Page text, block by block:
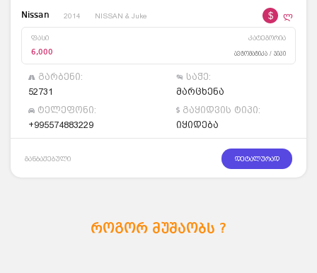
Nissan 2014 NISSAN & Juke $ ლ
ფასი კატეგორია
6,000 ავტომატიკა / ჯიპი
გარბენი:
52731
საჭე:
მარცხენა
ტელეფონი:
+995574883229
გაყიდვის ტიპი:
იყიდება
განბაჟებული დეტალურად
როგორ მუშაობს ?